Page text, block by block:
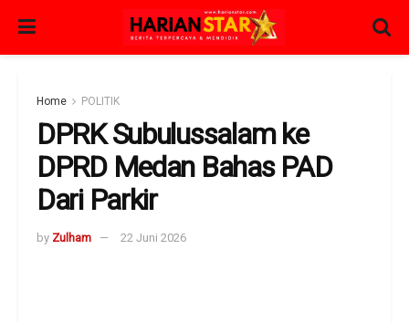
Home POLITIK
DPRK Subulussalam ke
DPRD Medan Bahas PAD
Dari Parkir
by Zulham 22 Juni 2026